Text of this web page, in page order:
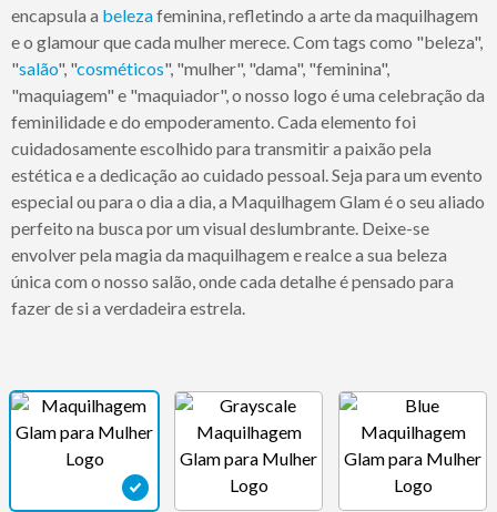
encapsula a belezafeminina, refletindo a arte da maquilhagem
e o glamour que cada mulher merece. Com tags como "beleza",
"salão", "cosméticos", "mulher", "dama", "feminina",
"maquiagem" e "maquiador", o nosso logo é uma celebração da
feminilidade e do empoderamento. Cada elemento foi
cuidadosamente escolhido para transmitir a paixão pela
estética e a dedicação ao cuidado pessoal. Seja para um evento
especial ou para o dia a dia, a Maquilhagem Glam é o seu aliado
perfeito na busca por um visual deslumbrante. Deixe-se
envolver pela magia da maquilhagem e realce a sua beleza
única com o nosso salão, onde cada detalhe é pensado para
fazer de si a verdadeira estrela.